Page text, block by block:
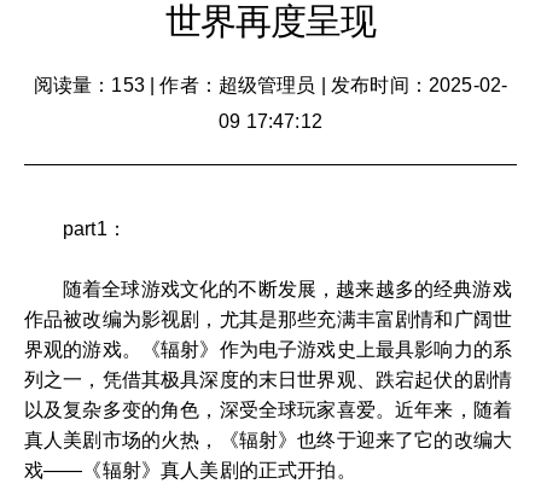
世界再度呈现
阅读量：153|作者：超级管理员
发布时间：2025-02-
09 17:47:12
part1：
随着全球游戏文化的不断发展，越来越多的经典游戏
作品被改编为影视剧，尤其是那些充满丰富剧情和广阔世
界观的游戏。《辐射》作为电子游戏史上最具影响力的系
列之一，凭借其极具深度的末日世界观、跌宕起伏的剧情
以及复杂多变的角色，深受全球玩家喜爱。近年来，随着
真人美剧市场的火热，《辐射》也终于迎来了它的改编大
戏——《辐射》真人美剧的正式开拍。